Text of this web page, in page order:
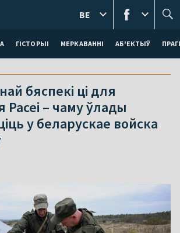
ГІСТОРЫІ МЕРКАВАННI АБ'ЕКТЫЎ
BE
бяспекі ці для
– чаму ўлады
у беларускае войска